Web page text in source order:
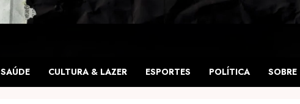
SAÚDE CULTURA & LAZER ESPORTES POLÍTICA